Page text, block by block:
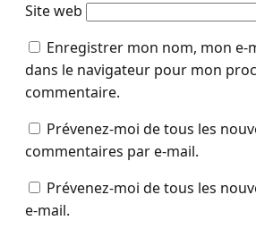
Site web
Enregistrer mon nom, mon e-
dans le navigateur pour mon
commentaire.
Prévenez-moi de tous les
commentaires par e-mail.
Prévenez-moi de tous les
e-mail.